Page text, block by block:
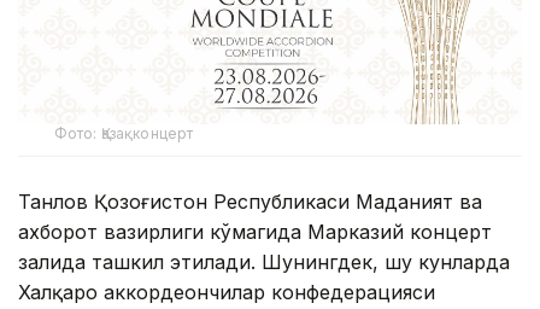
Фото: Қазақконцерт
Танлов Қозоғистон Республикаси Маданият ва
ахборот вазирлиги кўмагида Марказий концерт
залида ташкил этилади. Шунингдек, шу кунларда
Халқаро аккордеончилар конфедерацияси